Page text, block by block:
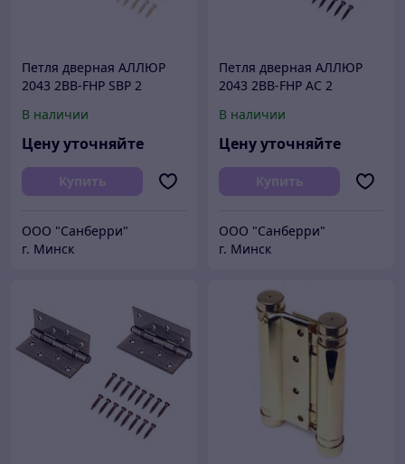
Петля дверная АЛЛЮР
2043 2BB-FHP SBP 2
2 шт.
В наличии
Цену уточняйте
Купить
ООО "Санберри"
г. Минск
Петля дверная АЛЛЮР
2043 2BB-FHP AC 2
шт.
В наличии
Цену уточняйте
Купить
ООО "Санберри"
г. Минск